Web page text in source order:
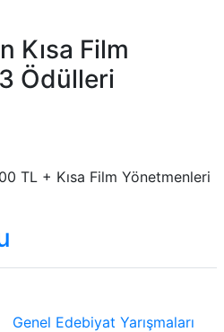
Kısa Film
Ödülleri
TL + Kısa Film Yönetmenleri
Genel Edebiyat Yarışmaları